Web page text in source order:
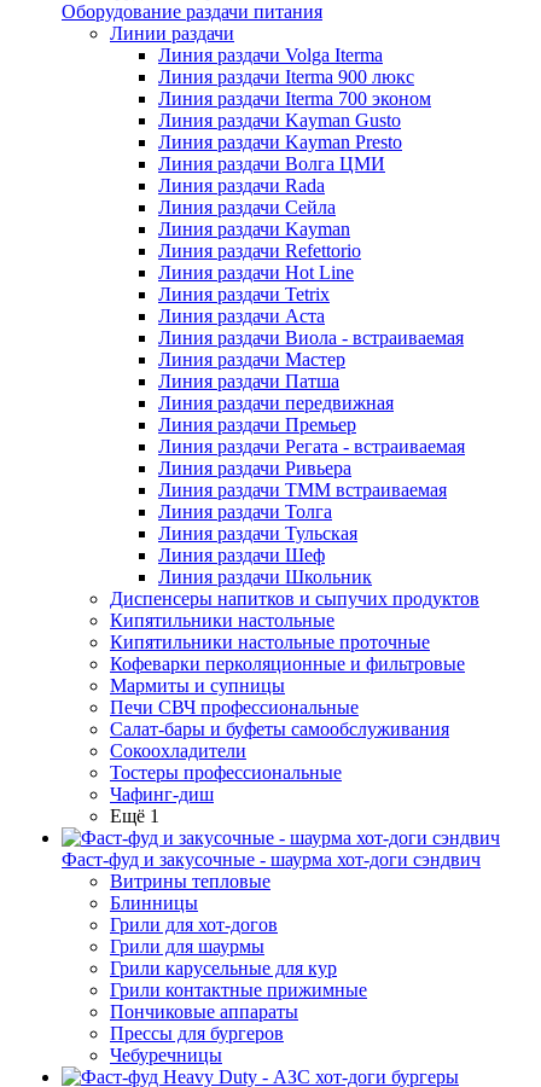
Оборудование раздачи питания
Линии раздачи
Линия раздачи Volga Iterma
Линия раздачи Iterma 900 люкс
Линия раздачи Iterma 700 эконом
Линия раздачи Kayman Gusto
Линия раздачи Kayman Presto
Линия раздачи Волга ЦМИ
Линия раздачи Rada
Линия раздачи Сейла
Линия раздачи Kayman
Линия раздачи Refettorio
Линия раздачи Hot Line
Линия раздачи Tetrix
Линия раздачи Аста
Линия раздачи Виола - встраиваемая
Линия раздачи Мастер
Линия раздачи Патша
Линия раздачи передвижная
Линия раздачи Премьер
Линия раздачи Регата - встраиваемая
Линия раздачи Ривьера
Линия раздачи ТММ встраиваемая
Линия раздачи Толга
Линия раздачи Тульская
Линия раздачи Шеф
Линия раздачи Школьник
Диспенсеры напитков и сыпучих продуктов
Кипятильники настольные
Кипятильники настольные проточные
Кофеварки перколяционные и фильтровые
Мармиты и супницы
Печи СВЧ профессиональные
Салат-бары и буфеты самообслуживания
Сокоохладители
Тостеры профессиональные
Чафинг-диш
Ещё 1
Фаст-фуд и закусочные - шаурма хот-доги сэндвич
Витрины тепловые
Блинницы
Грили для хот-догов
Грили для шаурмы
Грили карусельные для кур
Грили контактные прижимные
Пончиковые аппараты
Прессы для бургеров
Чебуречницы